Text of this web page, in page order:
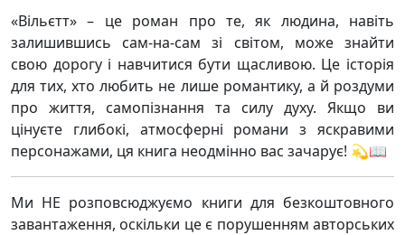
«Вільєтт» – це роман про те, як людина, навіть
залишившись сам-на-сам зі світом, може знайти
свою дорогу і навчитися бути щасливою. Це історія
для тих, хто любить не лише романтику, а й роздуми
про життя, самопізнання та силу духу. Якщо ви
цінуєте глибокі, атмосферні романи з яскравими
персонажами, ця книга неодмінно вас зачарує! 💫📖
Ми НЕ розповсюджуємо книги для безкоштовного
завантаження, оскільки це є порушенням авторських